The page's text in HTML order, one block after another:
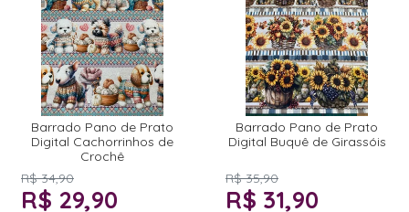
Barrado Pano de Prato
Digital Cachorrinhos de
Crochê
R$ 34,90
R$ 29,90
Barrado Pano de Prato
Digital Buquê de Girassóis
R$ 35,90
R$ 31,90